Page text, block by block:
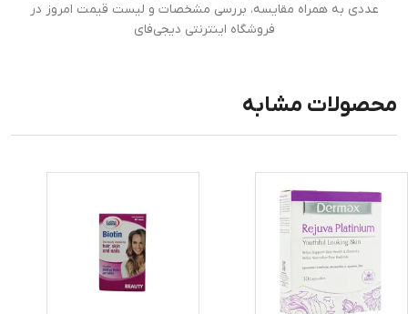
عددی به همراه مقایسه، بررسی مشخصات و لیست قیمت امروز در
فروشگاه اینترنتی دیجی‌فای
محصولات مشابه